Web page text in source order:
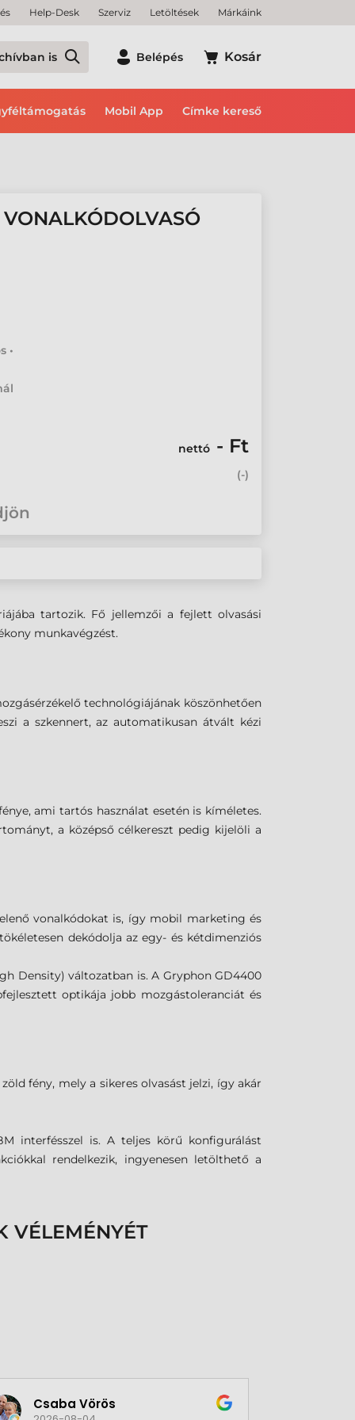
Help-Desk Szerviz Letöltések Márkáink
is Belépés Kosár
Mobil App Címke kereső
•
nettó - Ft
(-)
tartozik. Fő jellemzői a fejlett olvasási
munkavégzést.
technológiájának köszönhetően
a szkennert, az automatikusan átvált kézi
ami tartós használat esetén is kíméletes.
a középső célkereszt pedig kijelöli a
vonalkódokat is, így mobil marketing és
dekódolja az egy- és kétdimenziós
Density) változatban is. A Gryphon GD4400
optikája jobb mozgástoleranciát és
fény, mely a sikeres olvasást jelzi, így akár
interfésszel is. A teljes körű konfigurálást
rendelkezik, ingyenesen letölthető a
VÉLEMÉNYÉT
Csaba Vörös